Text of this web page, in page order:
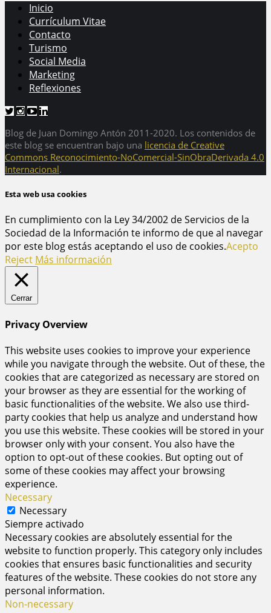
Inicio
Currículum Vitae
Contacto
Turismo
Social Media
Marketing
Reflexiones
Blog de Juan Domingo Antón 2011-2020. Los contenidos de
este blog se encuentran bajo una licencia de Creative
Commons Reconocimiento-NoComercial-SinObraDerivada 4.0
Internacional.
Esta web usa cookies
En cumplimiento con la Ley 34/2002 de Servicios de la
Sociedad de la Información te informo de que al navegar
por este blog estás aceptando el uso de cookies.Acepto
Reject Más información
Cerrar
Privacy Overview
This website uses cookies to improve your experience
while you navigate through the website. Out of these, the
cookies that are categorized as necessary are stored on
your browser as they are essential for the working of
basic functionalities of the website. We also use third-
party cookies that help us analyze and understand how
you use this website. These cookies will be stored in your
browser only with your consent. You also have the
option to opt-out of these cookies. But opting out of
some of these cookies may affect your browsing
experience.
Necessary
Necessary
Siempre activado
Necessary cookies are absolutely essential for the
website to function properly. This category only includes
cookies that ensures basic functionalities and security
features of the website. These cookies do not store any
personal information.
Non-necessary